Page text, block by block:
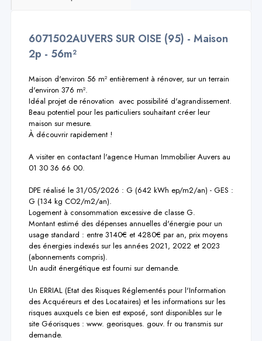
6071502AUVERS SUR OISE (95) - Maison
2p - 56m²
Maison d'environ 56 m² entièrement à rénover, sur un terrain
d'environ 376 m².
Idéal projet de rénovation  avec possibilité d'agrandissement.
Beau potentiel pour les particuliers souhaitant créer leur
maison sur mesure.
À découvrir rapidement !
A visiter en contactant l'agence Human Immobilier Auvers au
01 30 36 66 00.
DPE réalisé le 31/05/2026 : G (642 kWh ep/m2/an) - GES :
G (134 kg CO2/m2/an).
Logement à consommation excessive de classe G.
Montant estimé des dépenses annuelles d'énergie pour un
usage standard : entre 3140€ et 4280€ par an, prix moyens
des énergies indexés sur les années 2021, 2022 et 2023
(abonnements compris).
Un audit énergétique est fourni sur demande.
Un ERRIAL (Etat des Risques Réglementés pour l'Information
des Acquéreurs et des Locataires) et les informations sur les
risques auxquels ce bien est exposé, sont disponibles sur le
site Géorisques : www. georisques. gouv. fr ou transmis sur
demande.